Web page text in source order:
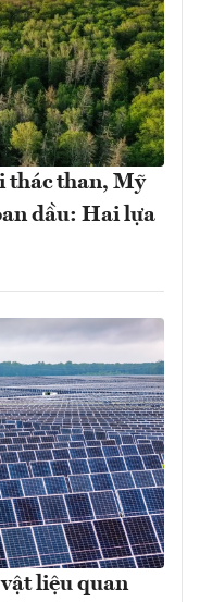
thác than, Mỹ
dầu: Hai lựa
liệu quan